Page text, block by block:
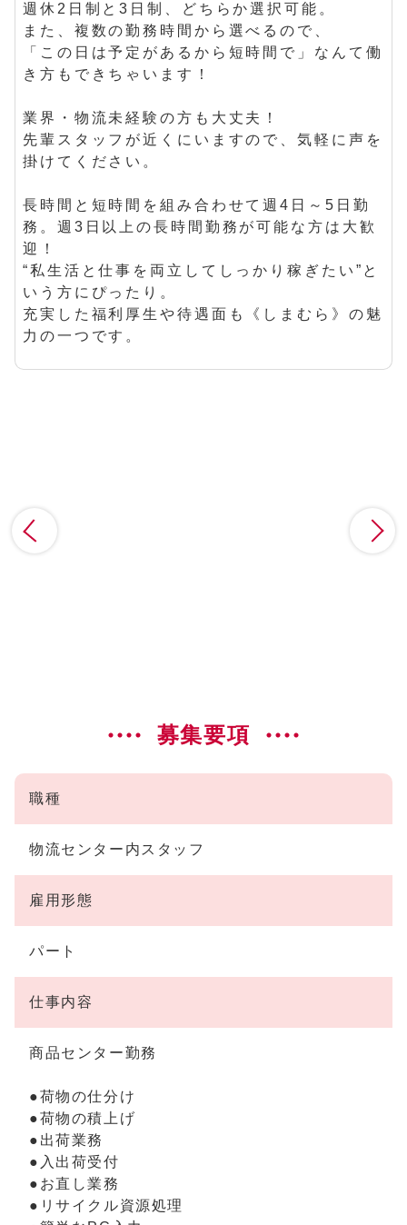
週休2日制と3日制、どちらか選択可能。
また、複数の勤務時間から選べるので、
「この日は予定があるから短時間で」なんて働
き方もできちゃいます！
業界・物流未経験の方も大丈夫！
先輩スタッフが近くにいますので、気軽に声を
掛けてください。
長時間と短時間を組み合わせて週4日～5日勤
務。週3日以上の長時間勤務が可能な方は大歓
迎！
“私生活と仕事を両立してしっかり稼ぎたい”と
いう方にぴったり。
充実した福利厚生や待遇面も《しまむら》の魅
力の一つです。
募集要項
職種
物流センター内スタッフ
雇用形態
パート
仕事内容
商品センター勤務
●荷物の仕分け
●荷物の積上げ
●出荷業務
●入出荷受付
●お直し業務
●リサイクル資源処理